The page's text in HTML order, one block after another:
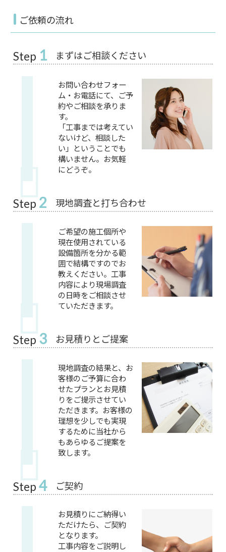
ご依頼の流れ
Step 1 まずはご相談ください
お問い合わせフォー
ム・お電話にて、ご予
約やご相談を承りま
す。
「工事までは考えてい
ないけど、相談した
い」ということでも
構いません。お気軽
にどうぞ。
Step 2 現地調査と打ち合わせ
ご希望の施工個所や
現在使用されている
設備箇所を分かる範
囲で結構ですのでお
教えください。工事
内容により現場調査
の日時をご相談させ
ていただきます。
Step 3 お見積りとご提案
現地調査の結果と、お
客様のご予算に合わ
せたプランとお見積
りをご提示させてい
ただきます。お客様の
理想を少しでも実現
するために当社から
もあらゆるご提案を
致します。
Step 4 ご契約
お見積りにご納得い
ただけたら、ご契約
となります。
工事内容をご説明し